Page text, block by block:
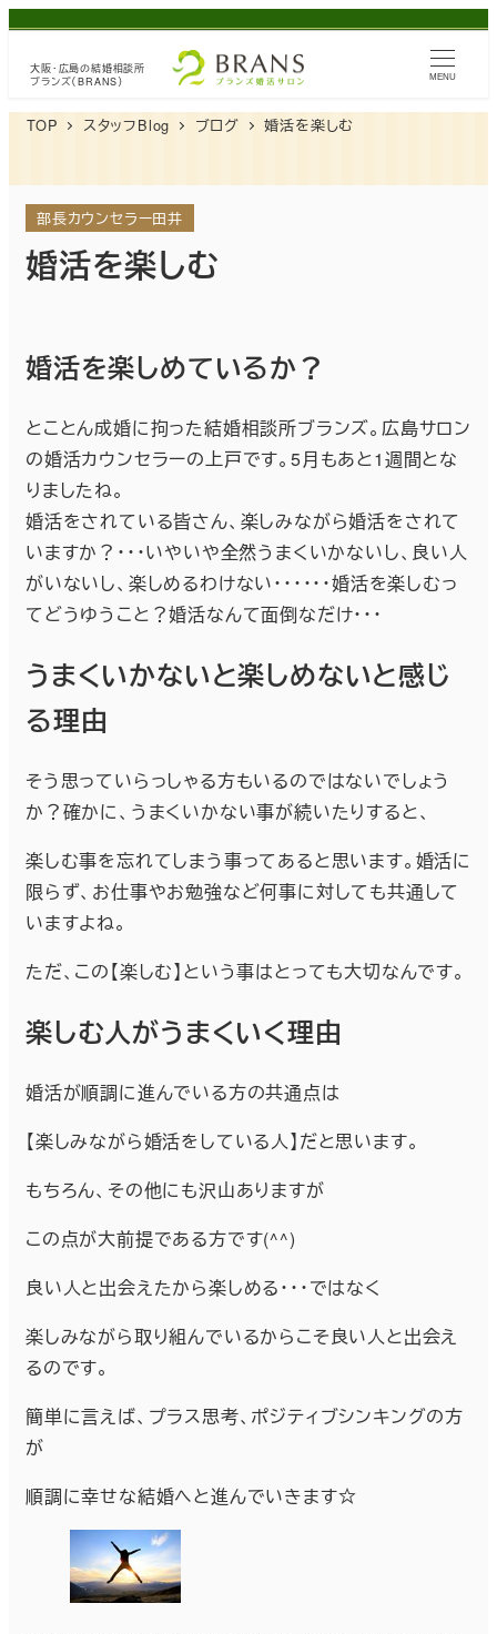
メ
コ
大阪・広島の結婚相談所
ブランズ（BRANS）
MENU
TOP スタッフBlog ブログ 婚活を楽しむ
部長カウンセラー田井
婚活を楽しむ
婚活を楽しめているか？
とことん成婚に拘った結婚相談所ブランズ。広島サロン
の婚活カウンセラーの上戸です。5月もあと1週間とな
りましたね。
婚活をされている皆さん、楽しみながら婚活をされて
いますか？・・・いやいや全然うまくいかないし、良い人
がいないし、楽しめるわけない・・・・・・婚活を楽しむっ
てどうゆうこと？婚活なんて面倒なだけ・・・
うまくいかないと楽しめないと感じ
る理由
そう思っていらっしゃる方もいるのではないでしょう
か？確かに、うまくいかない事が続いたりすると、
楽しむ事を忘れてしまう事ってあると思います。婚活に
限らず、お仕事やお勉強など何事に対しても共通して
いますよね。
ただ、この【楽しむ】という事はとっても大切なんです。
楽しむ人がうまくいく理由
婚活が順調に進んでいる方の共通点は
【楽しみながら婚活をしている人】だと思います。
もちろん、その他にも沢山ありますが
この点が大前提である方です(^^)
良い人と出会えたから楽しめる・・・ではなく
楽しみながら取り組んでいるからこそ良い人と出会え
るのです。
簡単に言えば、プラス思考、ポジティブシンキングの方
が
順調に幸せな結婚へと進んでいきます☆